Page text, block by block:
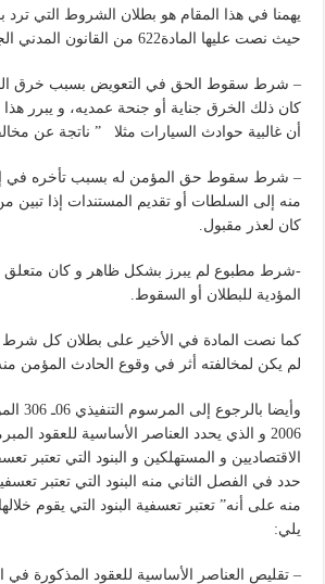
يهمنا في هذا المقام هو بطلان الشروط التي ترد
حيث نصت عليها المادة622 من القانون المدني الجزائري و هي:
– شرط سقوط الحق في التعويض بسبب خرق
كان ذلك الخرق جناية أو جنحة عمديه، و يبرر
أن غالبية حوادث السيارات مثلا ” ناتجة عن
– شرط سقوط حق المؤمن له بسبب تأخره في
منه إلى السلطات أو تقديم المستندات إذا تبين
كان لعذر مقبول.
-شرط مطبوع لم يبرز بشكل ظاهر و كان متعلق
المؤدية للبطلان أو السقوط.
كما نصت المادة في الأخير على بطلان كل شرط
لم يكن لمخالفته أثر في وقوع الحادث المؤمن
2006 و الذي يحدد العناصر الأساسية للعقود
الاقتصاديين و المستهلكين و البنود التي تعتبر
منه على أنه” تعتبر تعسفية البنود التي يقوم
يلي:
– تقليص العناصر الأساسية للعقود المذكورة في المادتين2